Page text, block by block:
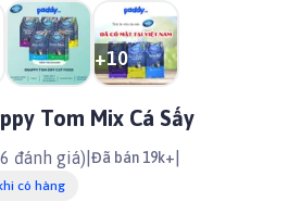
+10
Tom Mix Cá Sấy
đánh giá) Đã bán 19k+
có hàng